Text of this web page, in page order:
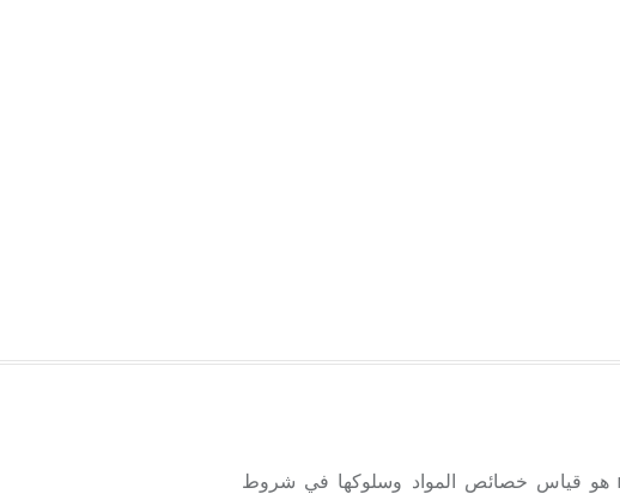
اختبار المواد اختبار المواد materials testing هو قياس خصائص المواد وسلوكها في شروط